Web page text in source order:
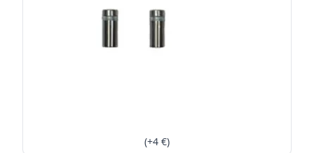
(+4 €)